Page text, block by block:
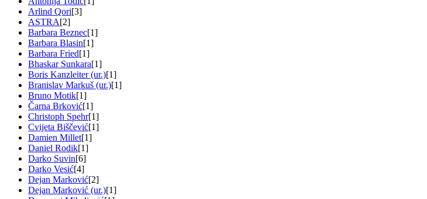
Arlind Qori[3]
ASTRA[2]
Barbara Beznec[1]
Barbara Blasin[1]
Barbara Fried[1]
Bhaskar Sunkara[1]
Boris Kanzleiter (ur.)[1]
Branislav Markuš (ur.)[1]
Bruno Motik[1]
Čarna Brković[1]
Christoph Spehr[1]
Cvijeta Biščević[1]
Damien Millet[1]
Daniel Rodik[1]
Darko Suvin[6]
Darko Vesić[4]
Dejan Marković[2]
Dejan Marković (ur.)[1]